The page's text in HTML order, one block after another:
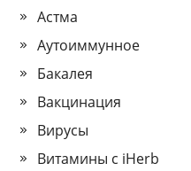
Астма
Аутоиммунное
Бакалея
Вакцинация
Вирусы
Витамины с iHerb